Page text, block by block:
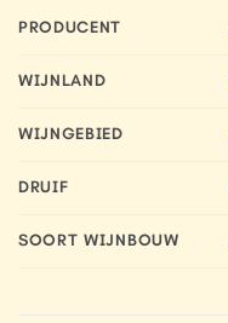
PRODUCENT
WIJNLAND
WIJNGEBIED
DRUIF
SOORT WIJNBOUW